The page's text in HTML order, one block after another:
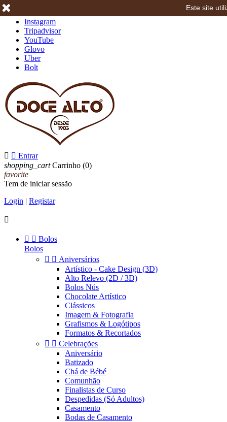
Instagram
Tripadvisor
YouTube
Glovo
Uber
Bolt
  Entrar
shopping_cart Carrinho (0)
favorite
Tem de iniciar sessão
Login | Registar

  Bolos
Bolos
  Aniversários
Artístico - Cake Design (3D)
Alto Relevo (2D / 3D)
Bolos Nús
Chocolate Artístico
Clássicos
Imagem & Fotografia
Grafismos & Logótipos
Formatos & Recortados
  Celebrações
Aniversário
Batizado
Chá de Bébé
Comunhão
Finalistas de Curso
Despedidas (Só Adultos)
Casamento
Bodas de Casamento
Este site